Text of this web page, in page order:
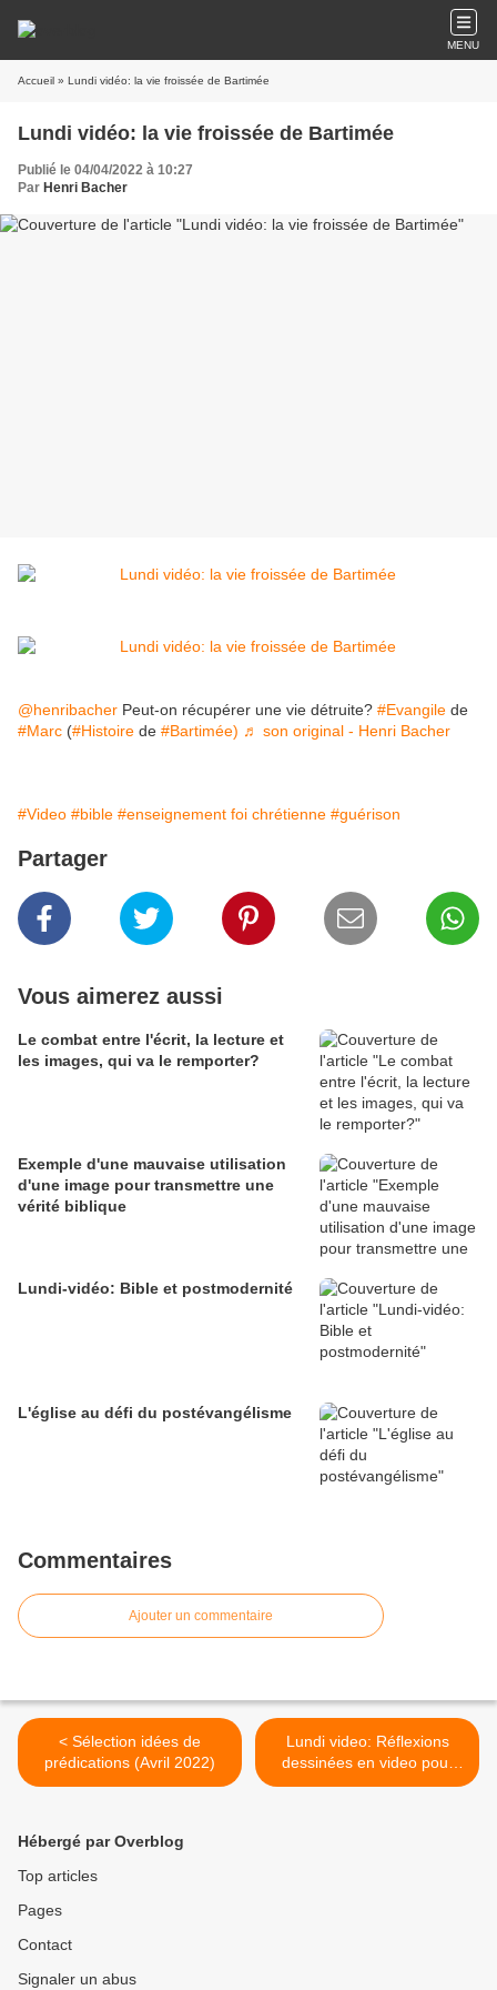
MENU
Accueil » Lundi vidéo: la vie froissée de Bartimée
Lundi vidéo: la vie froissée de Bartimée
Publié le 04/04/2022 à 10:27
Par Henri Bacher
@henribacher Peut-on récupérer une vie détruite? #Evangile de
#Marc (#Histoire de #Bartimée) ♬ son original - Henri Bacher
#Video #bible #enseignement foi chrétienne #guérison
Partager
Vous aimerez aussi
Le combat entre l'écrit, la lecture et
les images, qui va le remporter?
Exemple d'une mauvaise utilisation
d'une image pour transmettre une
vérité biblique
Lundi-vidéo: Bible et postmodernité
L'église au défi du postévangélisme
Commentaires
Ajouter un commentaire
< Sélection idées de
prédications (Avril 2022)
Lundi video: Réflexions
dessinées en video pour
Pâques >
Hébergé par Overblog
Top articles
Pages
Contact
Signaler un abus